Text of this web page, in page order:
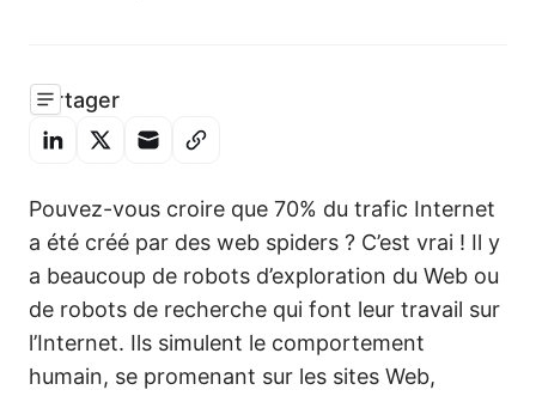
Partager
Pouvez-vous croire que 70% du trafic Internet
a été créé par des web spiders ? C’est vrai ! Il y
a beaucoup de robots d’exploration du Web ou
de robots de recherche qui font leur travail sur
l’Internet. Ils simulent le comportement
humain, se promenant sur les sites Web,